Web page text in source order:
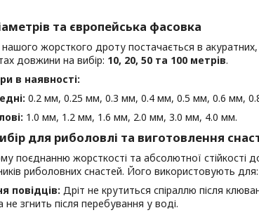
та європейська фасовка
жорсткого дроту постачається в
довжини на вибір: 10, 20, 50 та 100 метрів.
в наявності:
0.2 мм, 0.25 мм, 0.3 мм, 0.4 мм, 0.5 мм, 0.6 мм,
1.0 мм, 1.2 мм, 1.6 мм, 2.0 мм, 3.0 мм, 4.0 мм.
для риболовлі та виготовлення
поєднанню жорсткості та абсолютної стійкості
риболовних снастей. Його використовують для:
повідців: Дріт не крутиться спіраллю після
згнить після перебування у воді.